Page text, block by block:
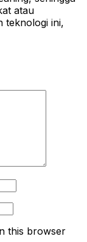
atau
teknologi ini,
this browser